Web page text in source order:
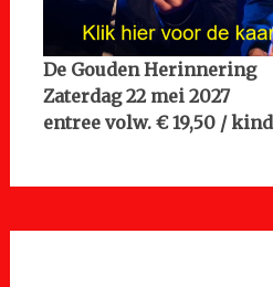
De Gouden Herinnering
Zaterdag 22 mei 2027
entree volw. € 19,50 /